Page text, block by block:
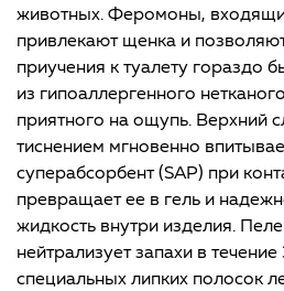
животных. Феромоны,
привлекают щенка и
приучения к туалету гораздо
из гипоаллергенного
приятного на ощупь. Верхний
тиснением мгновенно
суперабсорбент (SAP) при
превращает ее в гель и
жидкость внутри изделия.
нейтрализует запахи в
специальных липких полосок